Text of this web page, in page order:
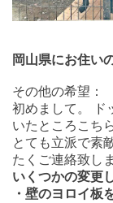
岡山県にお住い
その他の希望：
初めまして。 ド
いたところこち
とても立派で素
たくご連絡致し
いくつかの変更
・壁のヨロイ板